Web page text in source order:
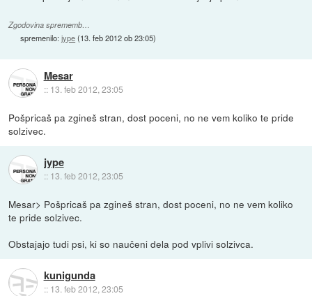
Zgodovina sprememb…
spremenilo:jype(13. feb 2012 ob 23:05)
Mesar
:: 13. feb 2012, 23:05
Pošpricaš pa zgineš stran, dost poceni, no ne vem koliko te pride
solzivec.
jype
:: 13. feb 2012, 23:05
Mesar> Pošpricaš pa zgineš stran, dost poceni, no ne vem koliko
te pride solzivec.
Obstajajo tudi psi, ki so naučeni dela pod vplivi solzivca.
kunigunda
:: 13. feb 2012, 23:05